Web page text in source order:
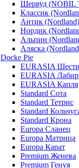
Шервуд (NOBIL
Классик
Антик (Nordland)
Нордик
Альпин
Аляска
Docke Pie
EURASIA
EURASIA
EURASIA Капля
Standard Сота
Standard Тетрис
Standard
Standard Крона
Europa Сланец
Europa Матрица
Europa Карат
Premium Женева
Premium Генуя